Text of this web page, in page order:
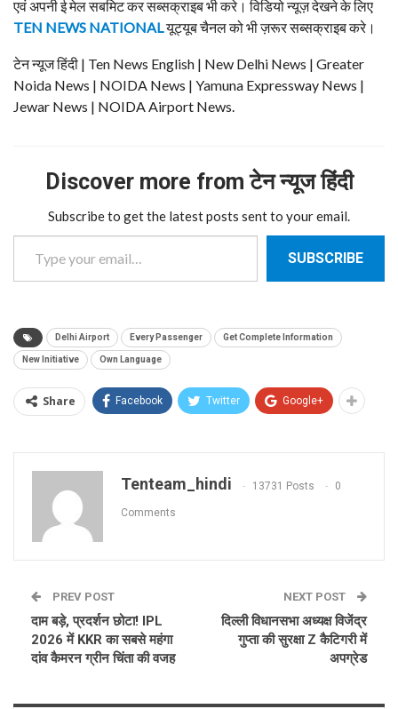
एवं अपनी ई मेल सबमिट कर सब्सक्राइब भी करे। विडियो न्यूज़ देखने के लिए
TEN NEWS NATIONALयूट्यूब चैनल को भी ज़रूर सब्सक्राइब करे।
टेन न्यूज हिंदी | Ten News English | New Delhi News | Greater
Noida News | NOIDA News | Yamuna Expressway News |
Jewar News | NOIDA Airport News.
Discover more from टेन न्यूज हिंदी
Subscribe to get the latest posts sent to your email.
Type your email…
SUBSCRIBE
Delhi Airport Every Passenger Get Complete Information
New Initiative Own Language
Share Facebook Twitter Google+
Tenteam_hindi 13731 Posts 0
Comments
PREV POST
दाम बड़े, प्रदर्शन छोटा! IPL
2026 में KKR का सबसे महंगा
दांव कैमरन ग्रीन चिंता की वजह
NEXT POST
दिल्ली विधानसभा अध्यक्ष विजेंद्र
गुप्ता की सुरक्षा Z कैटिगरी में
अपग्रेड